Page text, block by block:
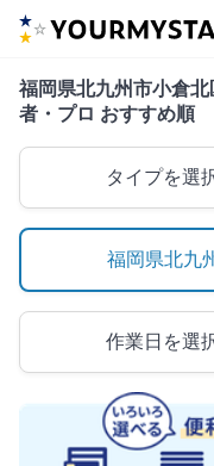
福岡県北九州市小倉
者・プロ おすすめ順
タイプを選
福岡県北九
作業日を選